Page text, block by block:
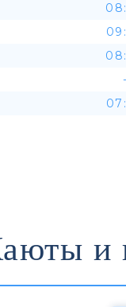
-
и